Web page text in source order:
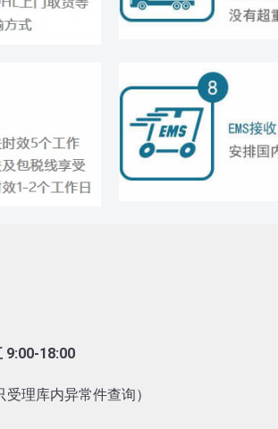
9:00-18:00
理库内异常件查询）